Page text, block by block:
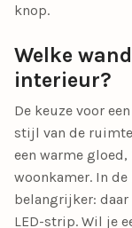
knop.
Welke
interieur?
De keuze voor
stijl van de
een warme
woonkamer. In
belangrijker:
LED-strip. Wil je